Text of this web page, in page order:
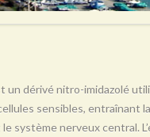
un dérivé nitro-imidazolé
sensibles, entraînant
système nerveux central.